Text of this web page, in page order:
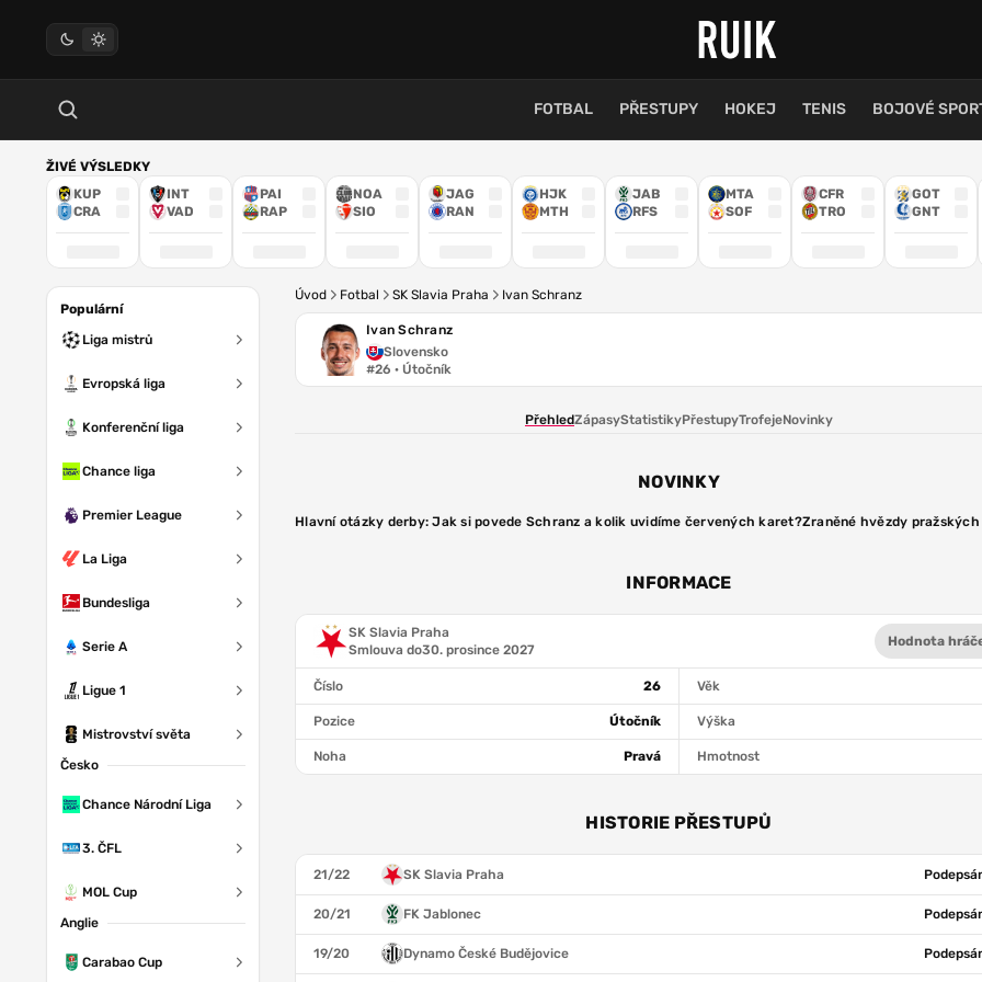
FOTBAL PŘESTUPY HOKEJ TENIS BOJOVÉ
ŽIVÉ VÝSLEDKY
KUP
CRA
INT
VAD
PAI
RAP
NOA
SIO
JAG
RAN
HJK
MTH
JAB
RFS
MTA
SOF
CFR
TRO
GOT
GNT
Populární
Liga mistrů
Evropská liga
Konferenční liga
Chance liga
Premier League
La Liga
Bundesliga
Serie A
Ligue 1
Mistrovství světa
Česko
Chance Národní Liga
3. ČFL
MOL Cup
Anglie
Carabao Cup
Úvod Fotbal SK Slavia Praha Ivan Schranz
Ivan Schranz
Slovensko
#26 · Útočník
PřehledZápasyStatistikyPřestupyTrofejeNovinky
NOVINKY
Hlavní otázky derby: Jak si povede Schranz a kolik uvidíme červených karet?Zraněné hvězdy pražských
INFORMACE
SK Slavia Praha
Smlouva do30. prosince 2027
Hodnota
Číslo 26 Věk
Pozice Útočník Výška
Noha Pravá Hmotnost
HISTORIE PŘESTUPŮ
21/22 SK Slavia Praha
20/21 FK Jablonec
19/20 Dynamo České Budějovice